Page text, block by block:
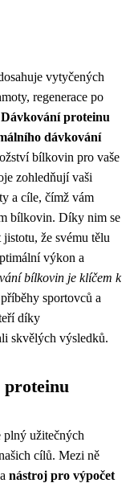
vytyčených
regenerace po
Dávkování proteinu
dávkování
bílkovin pro vaše
zohledňují vaši
a cíle, čímž vám
bílkovin. Díky nim se
že svému tělu
výkon a
bílkovin je klíčem k
sportovců a
díky
skvělých výsledků.
plný užitečných
cílů. Mezi ně
a nástroj pro výpočet